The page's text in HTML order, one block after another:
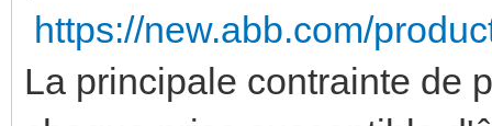
https://new.abb.com/
La principale contrainte de